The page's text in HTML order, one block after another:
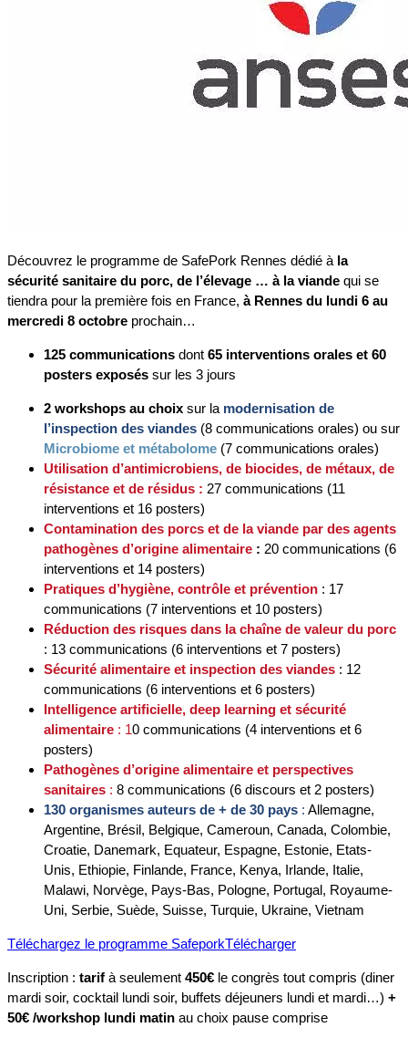
Découvrez le programme de SafePork Rennes dédié à la
sécurité sanitaire du porc, de l’élevage … à la viande qui se
tiendra pour la première fois en France, à Rennes du lundi 6 au
mercredi 8 octobre prochain…
125 communications dont 65 interventions orales et 60
posters exposés sur les 3 jours
2 workshops au choix sur la modernisation de
l’inspection des viandes (8 communications orales) ou sur
Microbiome et métabolome (7 communications orales)
Utilisation d’antimicrobiens, de biocides, de métaux, de
résistance et de résidus : 27 communications (11
interventions et 16 posters)
Contamination des porcs et de la viande par des agents
pathogènes d’origine alimentaire : 20 communications (6
interventions et 14 posters)
Pratiques d’hygiène, contrôle et prévention : 17
communications (7 interventions et 10 posters)
Réduction des risques dans la chaîne de valeur du porc
: 13 communications (6 interventions et 7 posters)
Sécurité alimentaire et inspection des viandes : 12
communications (6 interventions et 6 posters)
Intelligence artificielle, deep learning et sécurité
alimentaire : 10 communications (4 interventions et 6
posters)
Pathogènes d’origine alimentaire et perspectives
sanitaires : 8 communications (6 discours et 2 posters)
130 organismes auteurs de + de 30 pays : Allemagne,
Argentine, Brésil, Belgique, Cameroun, Canada, Colombie,
Croatie, Danemark, Equateur, Espagne, Estonie, Etats-
Unis, Ethiopie, Finlande, France, Kenya, Irlande, Italie,
Malawi, Norvège, Pays-Bas, Pologne, Portugal, Royaume-
Uni, Serbie, Suède, Suisse, Turquie, Ukraine, Vietnam
Téléchargez le programme SafeporkTélécharger
Inscription : tarif à seulement 450€ le congrès tout compris (diner
mardi soir, cocktail lundi soir, buffets déjeuners lundi et mardi…) +
50€ /workshop lundi matin au choix pause comprise